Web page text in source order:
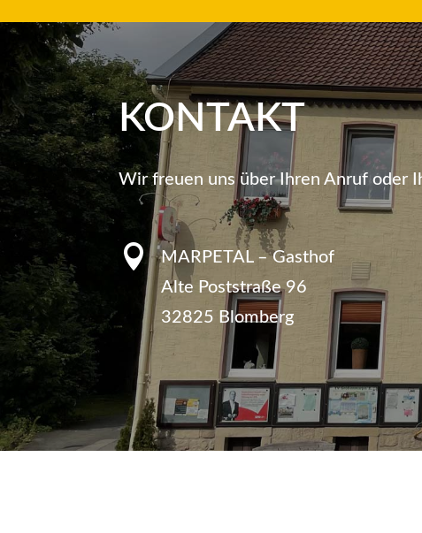
KONTAKT
Wir freuen uns über Ihren Anruf oder

MARPETAL – Gasthof
Alte Poststraße 96
32825 Blomberg